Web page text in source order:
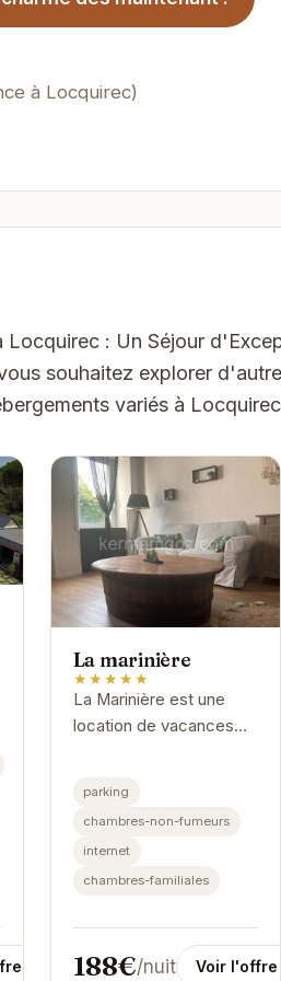
à Locquirec)
Locquirec : Un Séjour
souhaitez explorer
variés à
La marinière
★★★★★
La Marinière est une
location de vacances
l'authenticité bretonne.
Avec ses équipements
modernes et...
parking
chambres-non-fumeurs
internet
chambres-familiales
188€/nuit Voir l'offre